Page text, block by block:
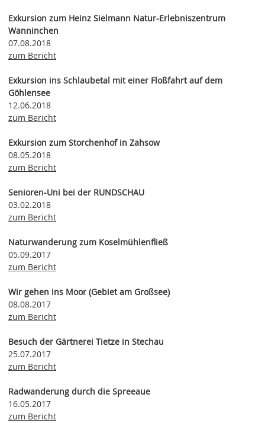
Exkursion zum Heinz Sielmann Natur-Erlebniszentrum
Wanninchen
07.08.2018
zum Bericht
Exkursion ins Schlaubetal mit einer Floßfahrt auf dem
Göhlensee
12.06.2018
zum Bericht
Exkursion zum Storchenhof in Zahsow
08.05.2018
zum Bericht
Senioren-Uni bei der RUNDSCHAU
03.02.2018
zum Bericht
Naturwanderung zum Koselmühlenfließ
05.09.2017
zum Bericht
Wir gehen ins Moor (Gebiet am Großsee)
08.08.2017
zum Bericht
Besuch der Gärtnerei Tietze in Stechau
25.07.2017
zum Bericht
Radwanderung durch die Spreeaue
16.05.2017
zum Bericht